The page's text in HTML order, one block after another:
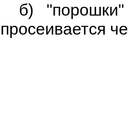
б)
просеивается